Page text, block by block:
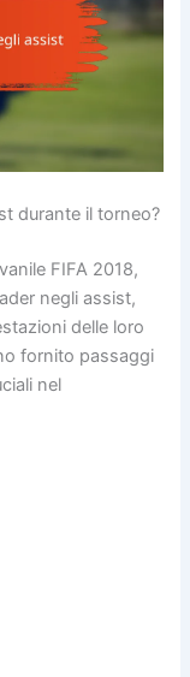
durante il torneo?
FIFA 2018,
negli assist,
delle loro
fornito passaggi
nel